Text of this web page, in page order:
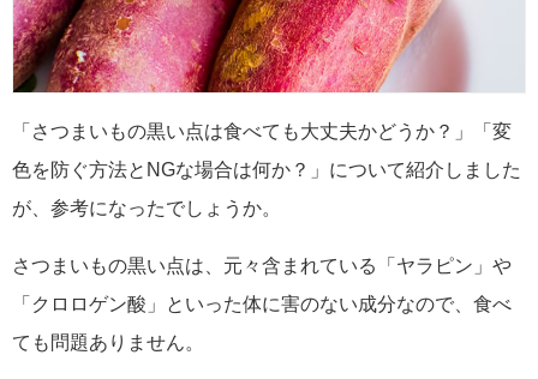
「さつまいもの黒い点は食べても大丈夫かどうか？」「変
色を防ぐ方法とNGな場合は何か？」について紹介しました
が、参考になったでしょうか。
さつまいもの黒い点は、元々含まれている「ヤラピン」や
「クロロゲン酸」といった体に害のない成分なので、食べ
ても問題ありません。